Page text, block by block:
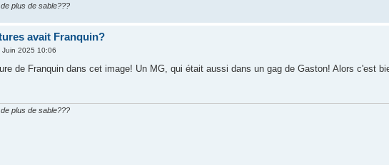
plus de sable???
avait Franquin?
2025 10:06
de Franquin dans cet image! Un MG, qui était aussi dans un gag de Gaston! Alors c'est
plus de sable???